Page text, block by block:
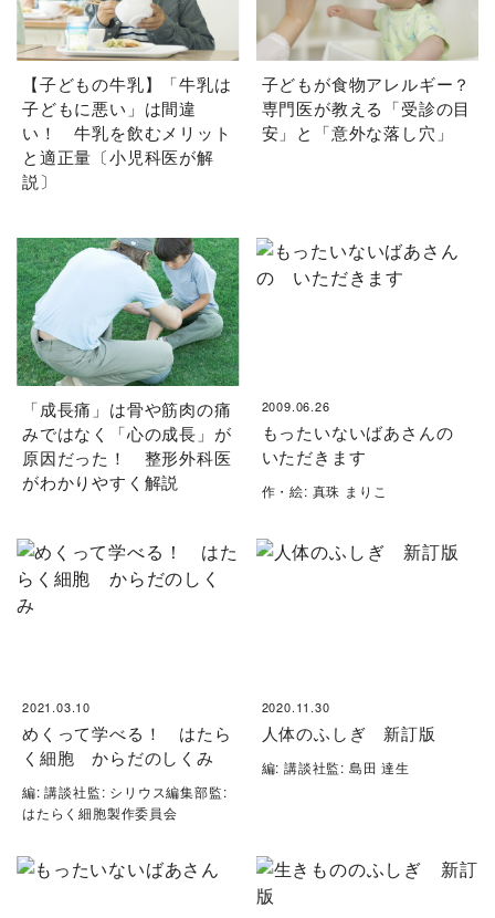
【子どもの牛乳】「牛乳は
子どもに悪い」は間違
い！ 牛乳を飲むメリット
と適正量〔小児科医が解
説〕
子どもが食物アレルギー？
専門医が教える「受診の目
安」と「意外な落し穴」
「成長痛」は骨や筋肉の痛
みではなく「心の成長」が
原因だった！ 整形外科医
がわかりやすく解説
2009.06.26
もったいないばあさんの
いただきます
作・絵: 真珠 まりこ
2021.03.10
めくって学べる！ はたら
く細胞 からだのしくみ
編: 講談社監: シリウス編集部監:
はたらく細胞製作委員会
2020.11.30
人体のふしぎ 新訂版
編: 講談社監: 島田 達生